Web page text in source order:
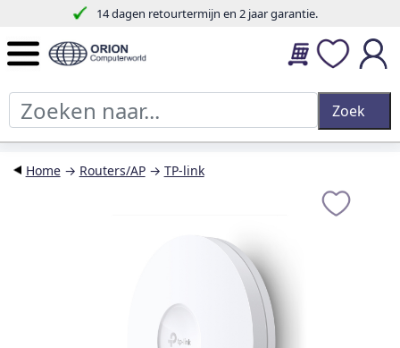
14 dagen retourtermijn en 2 jaar garantie.
Home→ Routers/AP→ TP-link